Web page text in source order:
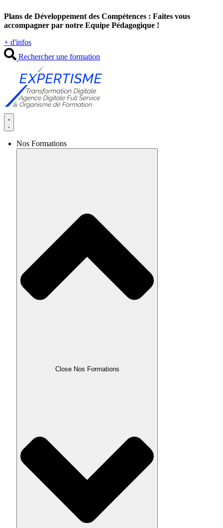
au
contenu
Plans de Développement des Compétences : Faites vous
accompagner par notre Equipe Pédagogique !
+ d'infos
Rechercher une formation
Nos Formations
Close Nos Formations